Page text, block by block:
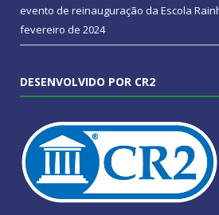
evento de reinauguração da Escola
fevereiro de 2024
DESENVOLVIDO POR CR2